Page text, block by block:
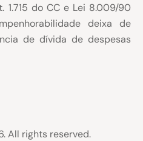
1.715 do CC e Lei 8.009/90
deixa de
de dívida de despesas
All rights reserved.